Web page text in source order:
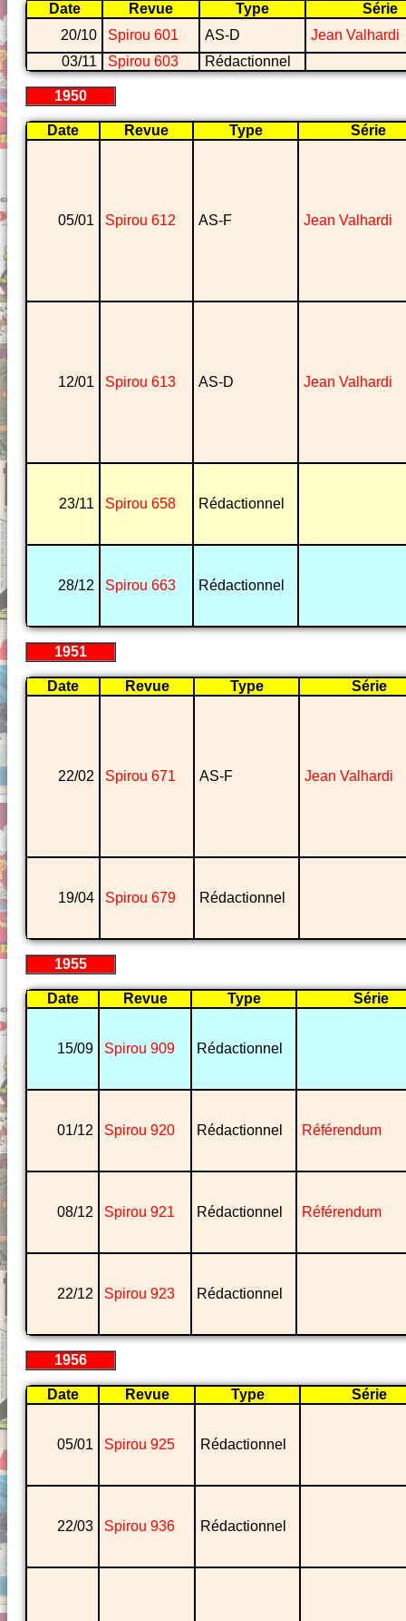
Date Revue Type
Série
20/10
Spirou 601 AS-D
Jean Valhardi
03/11
Spirou 603 Rédactionnel
1950
Date Revue Type Série
05/01 Spirou 612 AS-F Jean Valhardi
12/01 Spirou 613 AS-D Jean Valhardi
23/11 Spirou 658 Rédactionnel
28/12 Spirou 663 Rédactionnel
1951
Date Revue Type Série
22/02 Spirou 671 AS-F Jean Valhardi
19/04 Spirou 679 Rédactionnel
1955
Date Revue Type Série
15/09 Spirou 909 Rédactionnel
01/12 Spirou 920 Rédactionnel Référendum
08/12 Spirou 921 Rédactionnel Référendum
22/12 Spirou 923 Rédactionnel
1956
Date Revue Type Série
05/01 Spirou 925 Rédactionnel
22/03 Spirou 936 Rédactionnel